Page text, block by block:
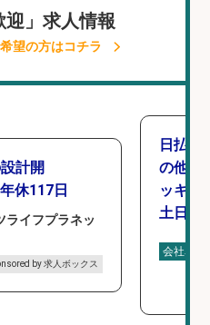
迎」求人情報
望の方はコチラ
計開
休117日
ライフプラネッ
by 求人ボックス
日払い
の他/
ッキン
土日休
会社名